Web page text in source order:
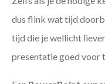
dus flink wat tijd
tijd die je wellicht
presentatie goed voor